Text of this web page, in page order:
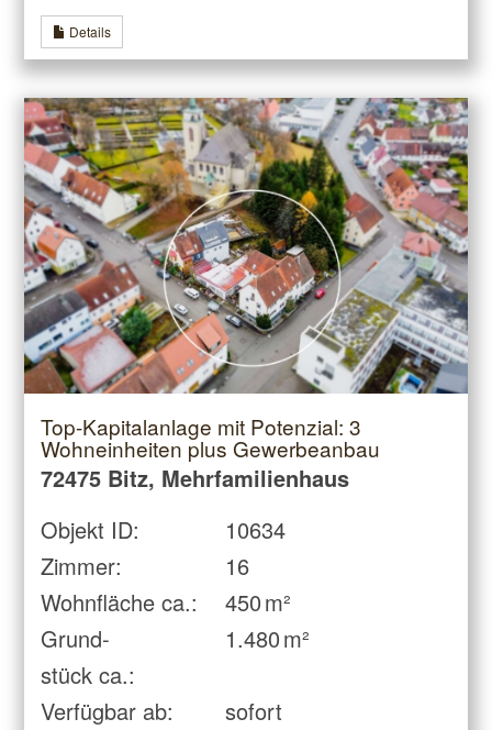
Details
Top-Kapitalanlage mit Potenzial: 3
Wohneinheiten plus Gewerbeanbau
72475 Bitz, Mehrfamilienhaus
Objekt ID:
10634
Zimmer:
16
Wohnfläche ca.:
450 m²
Grund­
stück ca.:
1.480 m²
Verfügbar ab:
sofort